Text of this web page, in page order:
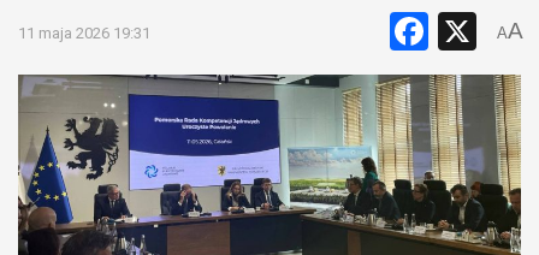
11 maja 2026 19:31 X
AA